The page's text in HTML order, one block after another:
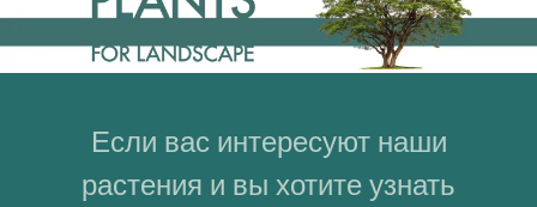
Если вас интересуют наши
растения и вы хотите узнать